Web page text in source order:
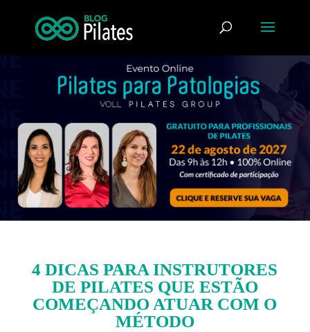
4 DICAS PARA INSTRUTORES
DE PILATES QUE ESTÃO
COMEÇANDO ATUAR COM O
MÉTODO